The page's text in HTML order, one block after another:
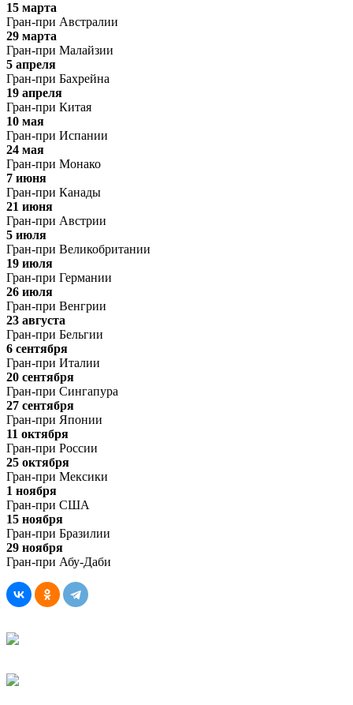
15 марта
Гран-при Австралии
29 марта
Гран-при Малайзии
5 апреля
Гран-при Бахрейна
19 апреля
Гран-при Китая
10 мая
Гран-при Испании
24 мая
Гран-при Монако
7 июня
Гран-при Канады
21 июня
Гран-при Австрии
5 июля
Гран-при Великобритании
19 июля
Гран-при Германии
26 июля
Гран-при Венгрии
23 августа
Гран-при Бельгии
6 сентября
Гран-при Италии
20 сентября
Гран-при Сингапура
27 сентября
Гран-при Японии
11 октября
Гран-при России
25 октября
Гран-при Мексики
1 ноября
Гран-при США
15 ноября
Гран-при Бразилии
29 ноября
Гран-при Абу-Даби